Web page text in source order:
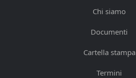
Chi siamo
Documenti
Cartella stampa
Termini